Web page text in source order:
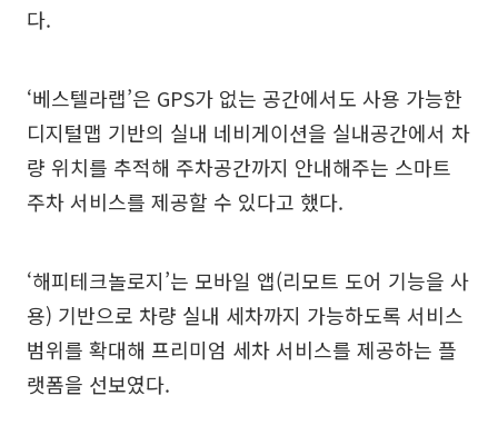
다.
‘베스텔라랩’은 GPS가 없는 공간에서도 사용 가능한
디지털맵 기반의 실내 네비게이션을 실내공간에서 차
량 위치를 추적해 주차공간까지 안내해주는 스마트
주차 서비스를 제공할 수 있다고 했다.
‘해피테크놀로지’는 모바일 앱(리모트 도어 기능을 사
용) 기반으로 차량 실내 세차까지 가능하도록 서비스
범위를 확대해 프리미엄 세차 서비스를 제공하는 플
랫폼을 선보였다.